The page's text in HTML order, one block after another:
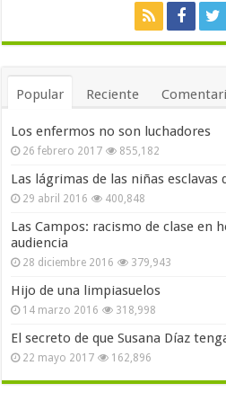
Popular Reciente
Los enfermos no son luchadores
26 febrero 2017 855,182
Las lágrimas de las niñas esclavas
29 abril 2016 400,848
Las Campos: racismo de clase en
audiencia
28 diciembre 2016 379,943
Hijo de una limpiasuelos
14 marzo 2016 318,998
El secreto de que Susana Díaz
22 mayo 2017 162,896